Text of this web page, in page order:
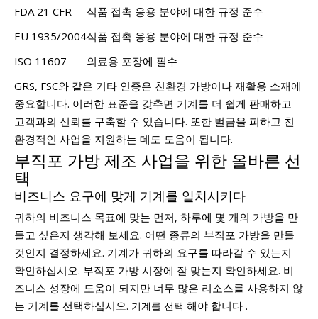
FDA 21 CFR
식품 접촉 응용 분야에 대한 규정 준수
EU 1935/2004식품 접촉 응용 분야에 대한 규정 준수
ISO 11607
의료용 포장에 필수
GRS, FSC와 같은 기타 인증은 친환경 가방이나 재활용 소재에
중요합니다. 이러한 표준을 갖추면 기계를 더 쉽게 판매하고
고객과의 신뢰를 구축할 수 있습니다. 또한 벌금을 피하고 친
환경적인 사업을 지원하는 데도 도움이 됩니다.
부직포 가방 제조 사업을 위한 올바른 선
택
비즈니스 요구에 맞게 기계를 일치시키다
귀하의 비즈니스 목표에 맞는 먼저, 하루에 몇 개의 가방을 만
들고 싶은지 생각해 보세요. 어떤 종류의 부직포 가방을 만들
것인지 결정하세요. 기계가 귀하의 요구를 따라갈 수 있는지
확인하십시오. 부직포 가방 시장에 잘 맞는지 확인하세요. 비
즈니스 성장에 도움이 되지만 너무 많은 리소스를 사용하지 않
는 기계를 선택하십시오. 기계를 선택 해야 합니다 .